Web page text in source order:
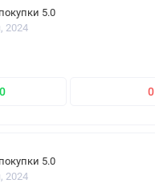
5.0
2024
0 0
5.0
2024